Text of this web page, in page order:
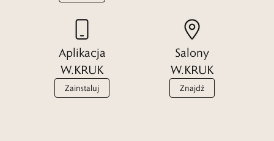
Aplikacja
W.KRUK
Zainstaluj
Salony
W.KRUK
Znajdź